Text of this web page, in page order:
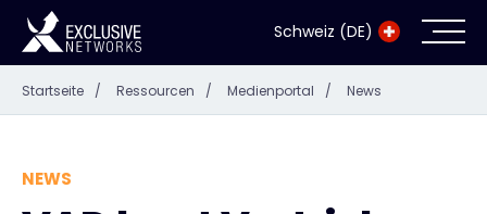
Schweiz (DE)
Cybersecurity
Ökosystem
Startseite / Ressourcen / Medienportal / News
NEWS